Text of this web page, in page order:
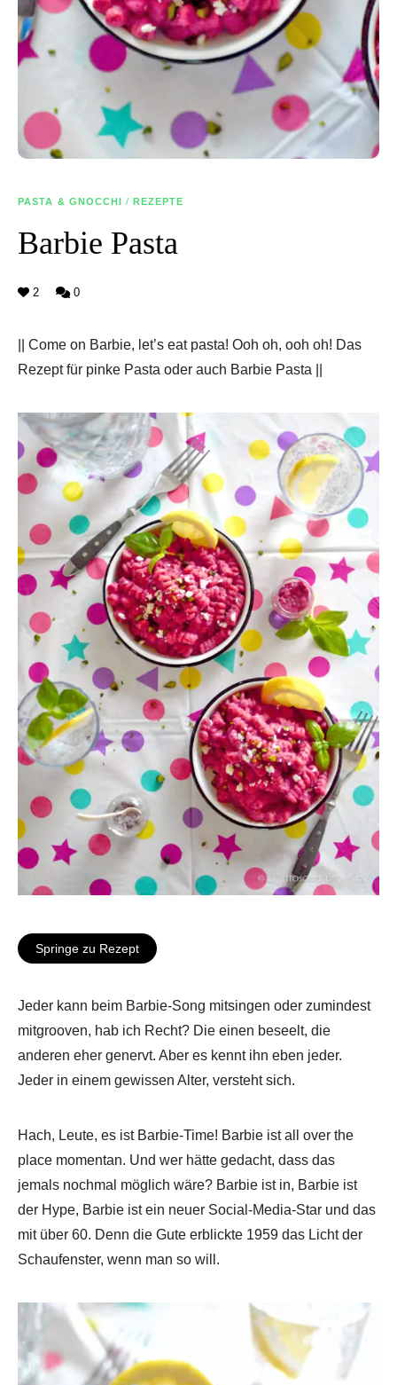
PASTA & GNOCCHI / REZEPTE
Barbie Pasta
2 0
|| Come on Barbie, let’s eat pasta! Ooh oh, ooh oh! Das
Rezept für pinke Pasta oder auch Barbie Pasta ||
Springe zu Rezept
Jeder kann beim Barbie-Song mitsingen oder zumindest
mitgrooven, hab ich Recht? Die einen beseelt, die
anderen eher genervt. Aber es kennt ihn eben jeder.
Jeder in einem gewissen Alter, versteht sich.
Hach, Leute, es ist Barbie-Time! Barbie ist all over the
place momentan. Und wer hätte gedacht, dass das
jemals nochmal möglich wäre? Barbie ist in, Barbie ist
der Hype, Barbie ist ein neuer Social-Media-Star und das
mit über 60. Denn die Gute erblickte 1959 das Licht der
Schaufenster, wenn man so will.